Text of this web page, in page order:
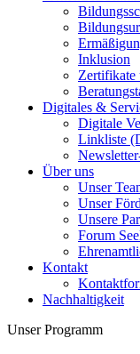
Inklusion
Zertifikate
Digitales &
Digitale
Linkliste
Über uns
Unser
Unser
Unsere
Forum
Kontakt
Nachhaltigkeit
Unser Programm